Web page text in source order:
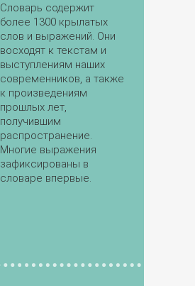
Словарь содержит
более 1300 крылатых
слов и выражений. Они
восходят к текстам и
выступлениям наших
современников, а также
к произведениям
прошлых лет,
получившим
распространение.
Многие выражения
зафиксированы в
словаре впервые.